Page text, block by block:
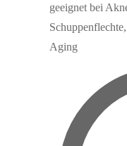
geeignet bei
Aging